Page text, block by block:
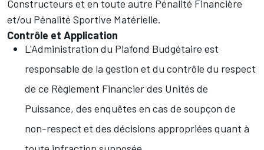
Constructeurs et en toute autre Pénalité Financière
et/ou Pénalité Sportive Matérielle.
Contrôle et Application
L'Administration du Plafond Budgétaire est
responsable de la gestion et du contrôle du respect
de ce Règlement Financier des Unités de
Puissance, des enquêtes en cas de soupçon de
non-respect et des décisions appropriées quant à